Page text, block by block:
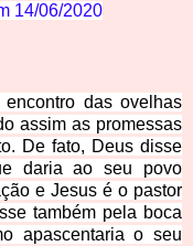
14/06/2020
das ovelhas
assim as promessas
De fato, Deus disse
daria ao seu povo
e Jesus é o pastor
também pela boca
apascentaria o seu